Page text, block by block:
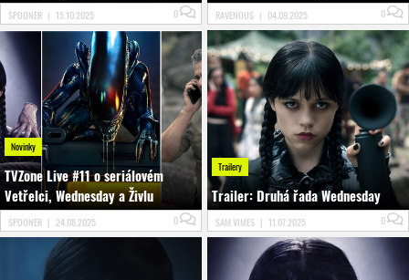
SPOONER | 15.10.2025 0 RAVENOUS | 04.09.2025 0
Novinky
TVZone Live #11 o seriálovém
Vetřelci, Wednesday a Živlu
SPOONER | 24.08.2025 0
Trailery
Trailer: Druhá řada Wednesday
SAM.VIMES | 11.07.2025 0